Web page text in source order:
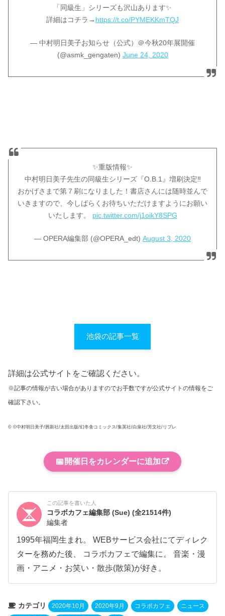
「同級生」シリーズも沢山あります✨
詳細はコチラ→ https://t.co/PYMEKKmTQJ
— 中村明日美子お知らせ（公式）＠今秋20年展開催
(@asmk_gengaten) June 24, 2020
✨重版情報✨
中村明日美子先生の同級生シリーズ『O.B.1』増刷決定‼️
おかげさまで第７刷になりました！書店さんには随時並んで
いきますので、今しばらくお待ちいただけますようにお願い
いたします。 pic.twitter.com/j1oikY8SPG
— OPERA編集部 (@OPERA_edt) August 3, 2020
池袋の記事一覧
詳細は公式サイトをご確認ください。
※記事の情報が古い場合がありますのでお手数ですが公式サイトの情報をご
確認下さい。
© ©中村明日美子/茜新社/太田出版/幻冬舎コミックス/集英社/白泉社/芳文社/リブレ
📅 開催日をカレンダーに追加
この記事を書いた人
コラボカフェ編集部 (Sue)(全21514件)
編集者
1995年福岡生まれ。 WEBサービス会社にてディレク
ターを務めた後、 コラボカフェで編集に。 音楽・漫
画・アニメ・お笑い・散歩(散策)が好き。
カテゴリ 2020年10月 2020年9月 コラボカフェ ニュース